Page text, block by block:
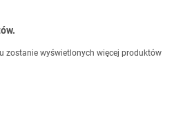
zostanie wyświetlonych więcej produktów